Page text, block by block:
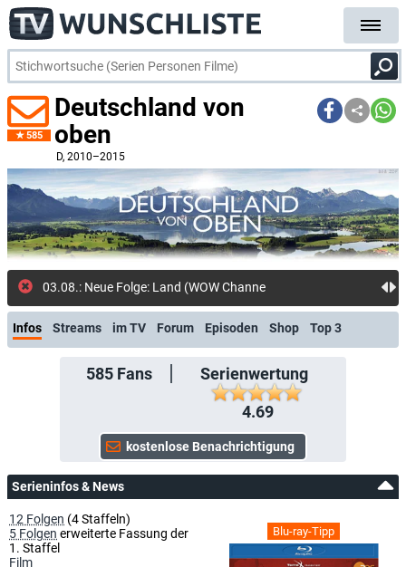
585
Deutschland von
oben
D, 2010–2015
03.08.: Neue Folge: Land (WOW Channel)
Infos Streams im TV Forum Episoden Shop Top 3
585Fans
Serienwertung
4.69
Serieninfos & News
Blu-ray-Tipp
12 Folgen (4 Staffeln)
5 Folgen erweiterte Fassung der
1. Staffel
Film